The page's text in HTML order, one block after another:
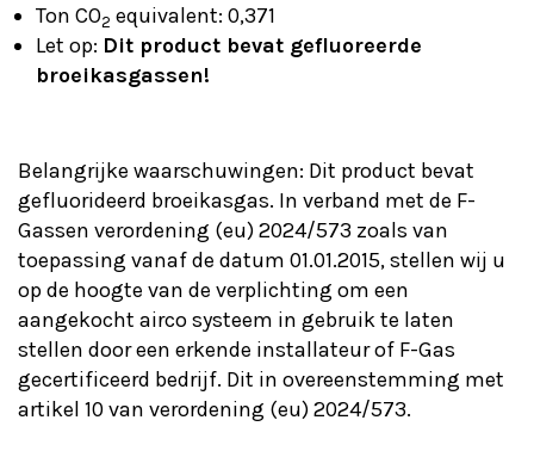
Ton CO2 equivalent: 0,371
Let op: Dit product bevat gefluoreerde
broeikasgassen!
Belangrijke waarschuwingen: Dit product bevat
gefluorideerd broeikasgas. In verband met de F-
Gassen verordening (eu) 2024/573 zoals van
toepassing vanaf de datum 01.01.2015, stellen wij u
op de hoogte van de verplichting om een
aangekocht airco systeem in gebruik te laten
stellen door een erkende installateur of F-Gas
gecertificeerd bedrijf. Dit in overeenstemming met
artikel 10 van verordening (eu) 2024/573.